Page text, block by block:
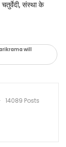
संस्था के
will
14089 Posts